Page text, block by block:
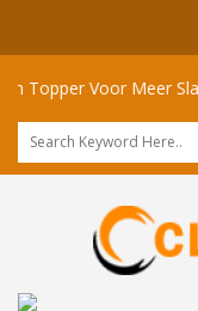
Meer Slaapcomfort